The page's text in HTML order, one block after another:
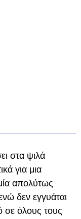
στα ψιλά
για μια
απολύτως
δεν εγγυάται
σε όλους τους